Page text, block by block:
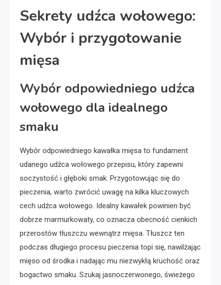
Sekrety udźca wołowego:
Wybór i przygotowanie
mięsa
Wybór odpowiedniego udźca
wołowego dla idealnego
smaku
Wybór odpowiedniego kawałka mięsa to fundament
udanego udźca wołowego przepisu, który zapewni
soczystość i głęboki smak. Przygotowując się do
pieczenia, warto zwrócić uwagę na kilka kluczowych
cech udźca wołowego. Idealny kawałek powinien być
dobrze marmurkowaty, co oznacza obecność cienkich
przerostów tłuszczu wewnątrz mięsa. Tłuszcz ten
podczas długiego procesu pieczenia topi się, nawilżając
mięso od środka i nadając mu niezwykłą kruchość oraz
bogactwo smaku. Szukaj jasnoczerwonego, świeżego